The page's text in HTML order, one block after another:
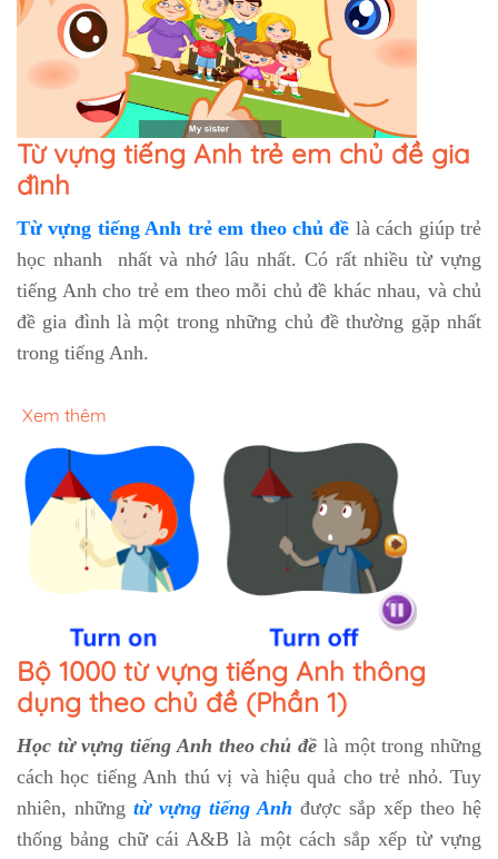
Từ vựng tiếng Anh trẻ em chủ đề gia
đình
Từ vựng tiếng Anh trẻ em theo chủ đề là cách giúp trẻ
học nhanh nhất và nhớ lâu nhất. Có rất nhiều từ vựng
tiếng Anh cho trẻ em theo mỗi chủ đề khác nhau, và chủ
đề gia đình là một trong những chủ đề thường gặp nhất
trong tiếng Anh.
Xem thêm
Bộ 1000 từ vựng tiếng Anh thông
dụng theo chủ đề (Phần 1)
Học từ vựng tiếng Anh theo chủ đề là một trong những
cách học tiếng Anh thú vị và hiệu quả cho trẻ nhỏ. Tuy
nhiên, những từ vựng tiếng Anh được sắp xếp theo hệ
thống bảng chữ cái A&B là một cách sắp xếp từ vựng